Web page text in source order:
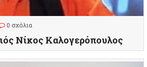
0 σχόλια
Νίκος Καλογερόπουλος